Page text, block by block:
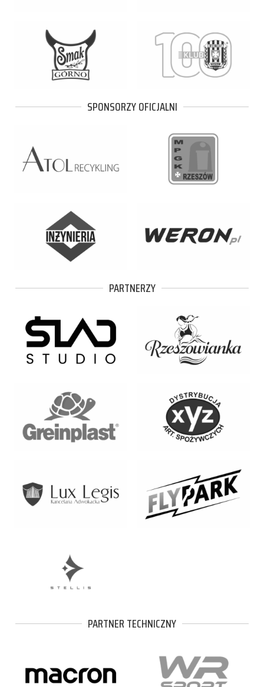
SPONSORZY OFICJALNI
PARTNERZY
PARTNER TECHNICZNY